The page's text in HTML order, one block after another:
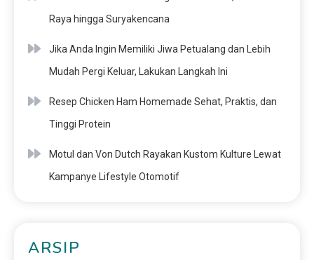
Raya hingga Suryakencana
Jika Anda Ingin Memiliki Jiwa Petualang dan Lebih
Mudah Pergi Keluar, Lakukan Langkah Ini
Resep Chicken Ham Homemade Sehat, Praktis, dan
Tinggi Protein
Motul dan Von Dutch Rayakan Kustom Kulture Lewat
Kampanye Lifestyle Otomotif
ARSIP